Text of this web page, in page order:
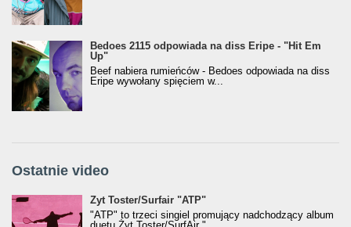
Bedoes 2115 odpowiada na diss Eripe - "Hit Em
Up"
Beef nabiera rumieńców - Bedoes odpowiada na diss
Eripe wywołany spięciem w...
Ostatnie video
Żyt Toster/SurfAir - ATP VIDEO
Żyt Toster/Surfair "ATP"
"ATP" to trzeci singiel promujący nadchodzący album